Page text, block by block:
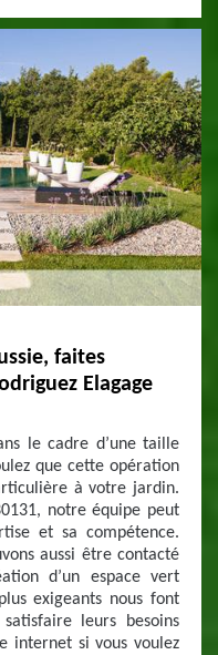
faites
Elagage
le cadre d’une taille
que cette opération
à votre jardin.
notre équipe peut
et sa compétence.
aussi être contacté
d’un espace vert
exigeants nous font
leurs besoins
internet si vous voulez